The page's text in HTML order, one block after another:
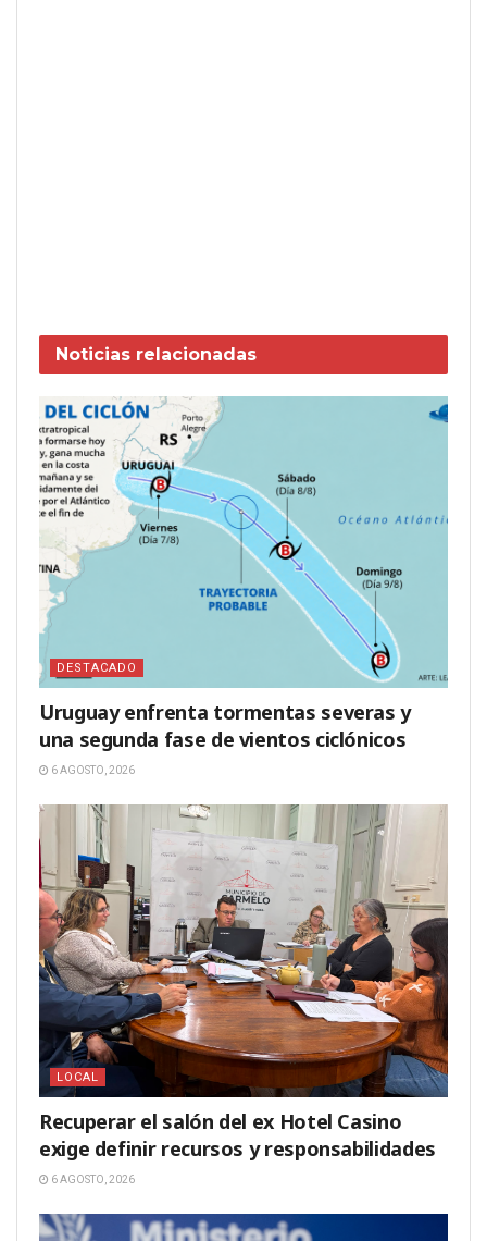
Noticias relacionadas
DESTACADO
Uruguay enfrenta tormentas severas y
una segunda fase de vientos ciclónicos
6 AGOSTO, 2026
LOCAL
Recuperar el salón del ex Hotel Casino
exige definir recursos y responsabilidades
6 AGOSTO, 2026